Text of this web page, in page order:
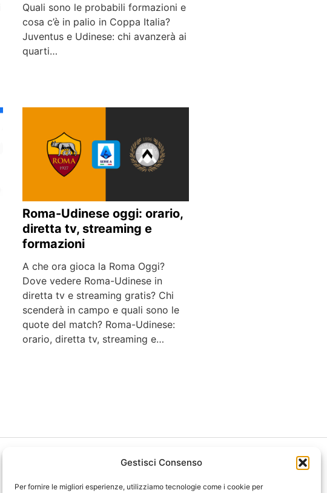
Gestisci Consenso
Per fornire le migliori esperienze, utilizziamo tecnologie come i cookie per
Quali sono le probabili formazioni e
cosa c’è in palio in Coppa Italia?
Juventus e Udinese: chi avanzerà ai
quarti…
Roma-Udinese oggi: orario,
diretta tv, streaming e
formazioni
A che ora gioca la Roma Oggi?
Dove vedere Roma-Udinese in
diretta tv e streaming gratis? Chi
scenderà in campo e quali sono le
quote del match? Roma-Udinese:
orario, diretta tv, streaming e…